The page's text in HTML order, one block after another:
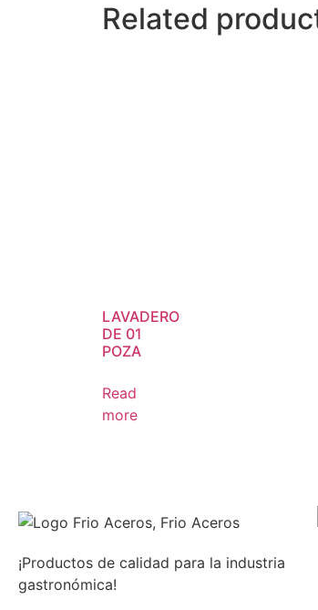
Related
LAVADERO
DE 01
POZA
Read
more
¡Productos de calidad para la industria
gastronómica!